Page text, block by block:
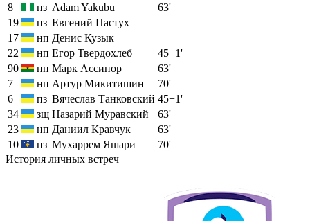
8
пз Adam Yakubu
63'
19
пз Евгений Пастух
17
нп Денис Кузык
22
нп Егор Твердохлеб
45+1'
90
нп Марк Ассинор
63'
7
нп Артур Микитишин
70'
6
пз Вячеслав Танковский 45+1'
34
зщ Назарий Муравский
63'
23
нп Даниил Кравчук
63'
10
пз Мухаррем Яшари
70'
История личных встреч